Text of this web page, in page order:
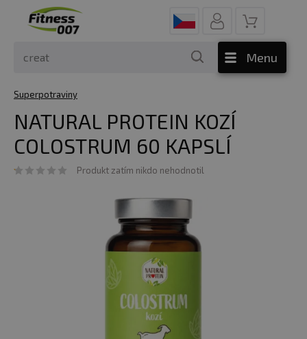
Menu
Superpotraviny
NATURAL PROTEIN KOZÍ
COLOSTRUM 60 KAPSLÍ
Produkt zatím nikdo nehodnotil